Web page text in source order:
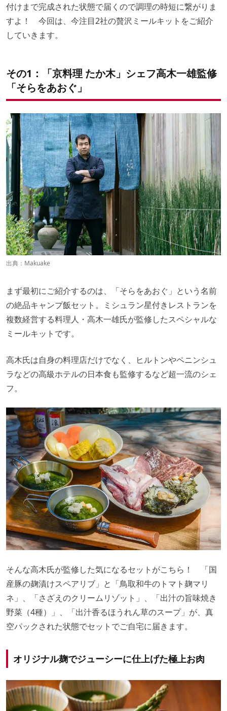
付けまで完成された状態で届くので調理の時短に繋がりま
すよ！ 今回は、今注目2社の贅沢ミールキットをご紹介
していきます。
その1：「京料理 たか木」シェフ高木一雄監修
「そらをあおぐ」
出典： Makuake
まず最初にご紹介するのは、「そらをあおぐ」という名前
の絶品キャンプ飯セット。ミシュラン星付きレストランを
複数経営する料理人・高木一雄氏が監修したスペシャルな
ミールキットです。
高木氏は自身の料理店だけでなく、ヒルトンやペニンシュ
ラなどの高級ホテルの日本食も監修するなど超一流のシェ
フ。
そんな高木氏が監修した気になるセットがこちら！ 「国
産豚の麹漬けスペアリブ」と「鳥取和牛のトマト麹マリ
ネ」、「さざえのクリームリゾット」、「出汁の旨味焼き
野菜（4種）」、「出汁香るほうれん草のスープ」が、真
空パックされた状態でセットでご自宅に届きます。
オリジナル麹でジューシーに仕上げた極上お肉